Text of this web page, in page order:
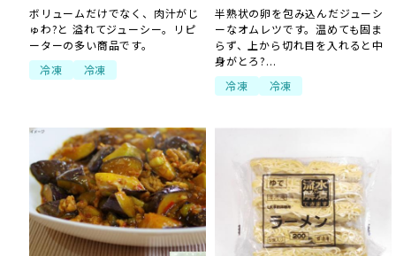
ボリュームだけでなく、肉汁がじ
ゅわ?と 溢れてジューシー。リピ
ーターの多い商品です。
冷凍
冷凍
半熟状の卵を包み込んだジューシ
ーなオムレツです。温めても固ま
らず、上から切れ目を入れると中
身がとろ?...
冷凍
冷凍